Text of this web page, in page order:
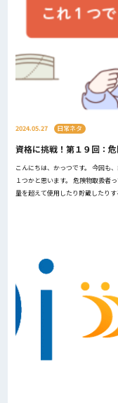
2024.05.27 日常ネタ
資格に挑戦！第１９回：
こんにちは、かっつです。 今回も
１つかと思います。 危険物取扱者
量を超えて使用したり貯蔵したり